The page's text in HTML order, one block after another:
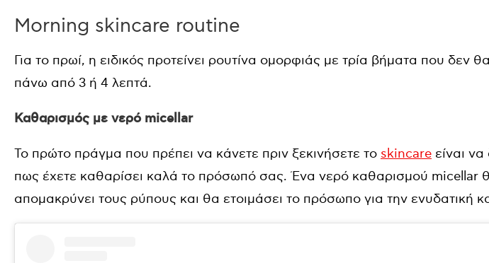
Morning skincare routine
Για το πρωί, η ειδικός προτείνει ρουτίνα ομορφιάς με τρία βήματα που δεν
πάνω από 3 ή 4 λεπτά.
Καθαρισμός με νερό micellar
Το πρώτο πράγμα που πρέπει να κάνετε πριν ξεκινήσετε το skincare είναι
πως έχετε καθαρίσει καλά το πρόσωπό σας. Ένα νερό καθαρισμού micellar
απομακρύνει τους ρύπους και θα ετοιμάσει το πρόσωπο για την ενυδατική